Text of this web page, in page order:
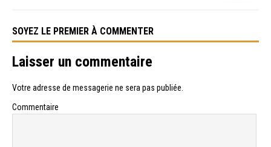
SOYEZ LE PREMIER À COMMENTER
Laisser un commentaire
Votre adresse de messagerie ne sera pas publiée.
Commentaire